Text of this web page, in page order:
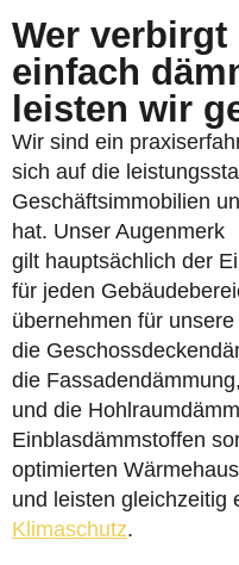
Wer
einfach
leisten wir
Wir sind ein
sich auf die
Geschäftsimmobilien
hat. Unser Augenmerk
gilt hauptsächlich der
für jeden
übernehmen für
die
die
und die
Einblasdämmstoffen
optimierten
und leisten gleichzeitig
Klimaschutz.